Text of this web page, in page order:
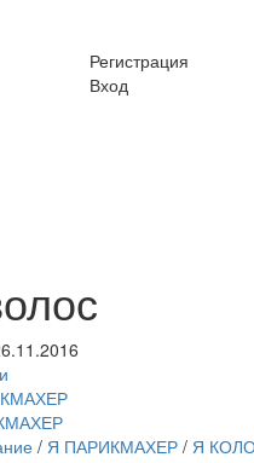
Регистрация
Вход
/ Я ПАРИКМАХЕР / Я